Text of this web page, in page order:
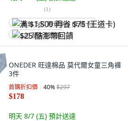
(1)
满 $1,500 再省 $75 (王道卡)
$25 酷澎幣回饋
ONEDER 旺達棉品 莫代爾女童三角褲
3件
首購折扣價 40%$297
$178
明天 8/7 (五) 預計送達